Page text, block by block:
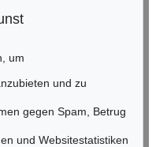
um
und zu
gegen Spam, Betrug
und Websitestatistiken